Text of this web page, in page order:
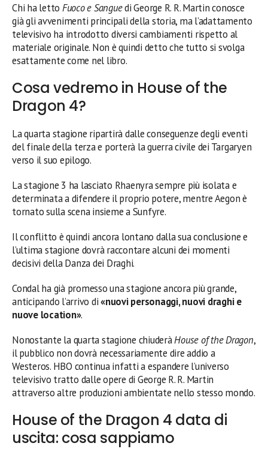
Chi ha letto Fuoco e Sanguedi George R. R. Martin conosce
già gli avvenimenti principali della storia, ma l’adattamento
televisivo ha introdotto diversi cambiamenti rispetto al
materiale originale. Non è quindi detto che tutto si svolga
esattamente come nel libro.
Cosa vedremo in House of the
Dragon 4?
La quarta stagione ripartirà dalle conseguenze degli eventi
del finale della terza e porterà la guerra civile dei Targaryen
verso il suo epilogo.
La stagione 3 ha lasciato Rhaenyra sempre più isolata e
determinata a difendere il proprio potere, mentre Aegon è
tornato sulla scena insieme a Sunfyre.
Il conflitto è quindi ancora lontano dalla sua conclusione e
l’ultima stagione dovrà raccontare alcuni dei momenti
decisivi della Danza dei Draghi.
Condal ha già promesso una stagione ancora più grande,
anticipando l’arrivo di«nuovi personaggi, nuovi draghi e
nuove location».
Nonostante la quarta stagione chiuderàHouse of the Dragon,
il pubblico non dovrà necessariamente dire addio a
Westeros. HBO continua infatti a espandere l’universo
televisivo tratto dalle opere di George R. R. Martin
attraverso altre produzioni ambientate nello stesso mondo.
House of the Dragon 4 data di
uscita: cosa sappiamo